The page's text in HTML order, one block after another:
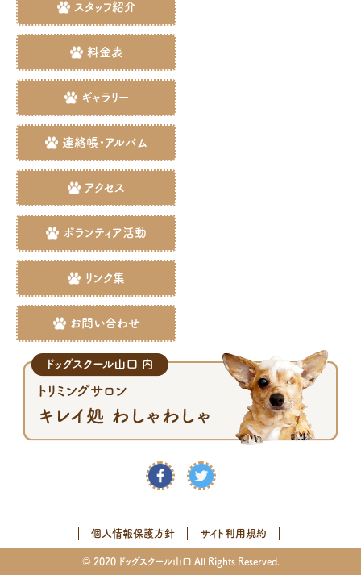
スタッフ紹介
料金表
ギャラリー
連絡帳・アルバム
アクセス
ボランティア活動
リンク集
お問い合わせ
個人情報保護方針 サイト利用規約
© 2020 ドッグスクール山口 All Rights Reserved.